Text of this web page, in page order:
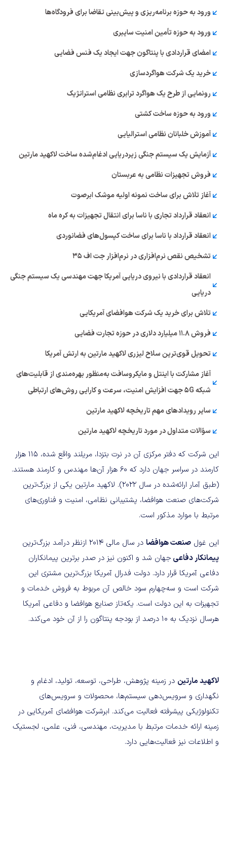
ورود به حوزه برنامه‌ریزی و پیش‌بینی تقاضا برای فرودگاه‌ها
ورود به حوزه تأمین امنیت سایبری
امضای قراردادی با پنتاگون جهت ایجاد یک فنس فضایی
خرید یک شرکت هواگردسازی
رونمایی از طرح یک هواگرد ترابری نظامی استراتژیک
ورود به حوزه ساخت کشتی
آموزش خلبانان نظامی استرالیایی
آزمایش یک سیستم جنگی زیردریایی ادغام‌شده ساخت لاکهید مارتین
فروش تجهیزات نظامی به عربستان
آغاز تلاش برای ساخت نمونه اولیه موشک ابرصوت
انعقاد قرارداد تجاری با ناسا برای انتقال تجهیزات به کره ماه
انعقاد قرارداد با ناسا برای ساخت کپسول‌های فضانوردی
تشخیص نقص نرم‌افزاری در نرم‌افزار جت اف ۳۵
انعقاد قراردادی با نیروی دریایی آمریکا جهت مهندسی یک سیستم جنگی
دریایی
تلاش برای خرید یک شرکت هوافضای آمریکایی
فروش ۱۱.۸ میلیارد دلاری در حوزه تجارت فضایی
تحویل قوی‌ترین سلاح لیزری لاکهید مارتین به ارتش آمریکا
آغاز مشارکت با اینتل و مایکروسافت به‌منظور بهره‌مندی از قابلیت‌های
شبکه 5G جهت افزایش امنیت، سرعت و کارایی روش‌های ارتباطی
سایر رویدادهای مهم تاریخچه لاکهید مارتین
سؤالات متداول در مورد تاریخچه لاکهید مارتین
این شرکت که دفتر مرکزی آن در نرت بتزدا، مریلند واقع شده، ۱۱۵ هزار
کارمند در سراسر جهان دارد که ۶۰ هزار آن‌ها مهندس و کارمند هستند.
(طبق آمار ارائه‌شده در سال ۲۰۲۲). لاکهید مارتین یکی از بزرگ‌ترین
شرکت‌های صنعت هوافضا، پشتیبانی نظامی، امنیت و فناوری‌های
مرتبط با موارد مذکور است.
این غول صنعت هوافضا در سال مالی ۲۰۱۴ ازنظر درآمد بزرگ‌ترین
پیمانکار دفاعی جهان شد و اکنون نیز در صدر برترین پیمانکاران
دفاعی آمریکا قرار دارد. دولت فدرال آمریکا بزرگ‌ترین مشتری این
شرکت است و سه‌چهارم سود خالص آن مربوط به فروش خدمات و
تجهیزات به این دولت است. یکه‌تاز صنایع هوافضا و دفاعی آمریکا
هرسال نزدیک به ۱۰ درصد از بودجه پنتاگون را از آن خود می‌کند.
لاکهید مارتین در زمینه پژوهش، طراحی، توسعه، تولید، ادغام و
نگهداری و سرویس‌دهی سیستم‌ها، محصولات و سرویس‌های
تکنولوژیکی پیشرفته فعالیت می‌کند. ابرشرکت هوافضای آمریکایی در
زمینه ارائه خدمات مرتبط با مدیریت، مهندسی، فنی، علمی، لجستیک
و اطلاعات نیز فعالیت‌هایی دارد.